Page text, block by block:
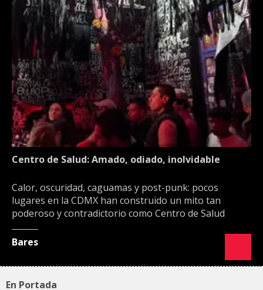
Centro de Salud: Amado, odiado, inolvidable
Calor, oscuridad, caguamas y post-punk: pocos
lugares en la CDMX han construido un mito tan
poderoso y contradictorio como Centro de Salud
Bares
En Portada